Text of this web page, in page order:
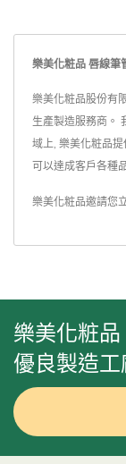
樂美化粧品 唇線筆
樂美化粧品股份有
生產製造服務商。
域上, 樂美化粧品
可以達成客戶各種
樂美化粧品邀請您
樂美化粧
優良製造工